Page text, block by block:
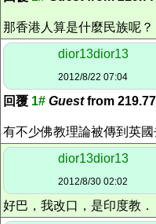
那香港人算是什麼民族呢？
dior13dior13
2012/8/22 07:04
回覆 1# Guestfrom
有不少佛教理論被傳到英國
dior13dior13
2012/8/30 02:02
好巴，我改口，是印度教．